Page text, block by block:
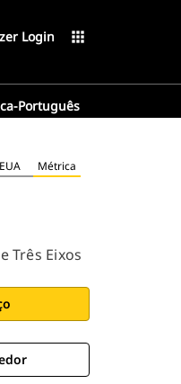
Login apps
Português
EUA Métrica
Três Eixos